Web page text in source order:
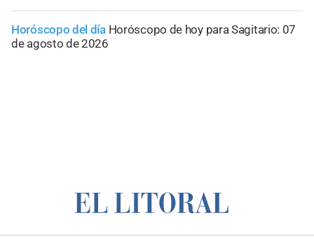
Horóscopo del día Horóscopo de hoy para Sagitario: 07
de agosto de 2026